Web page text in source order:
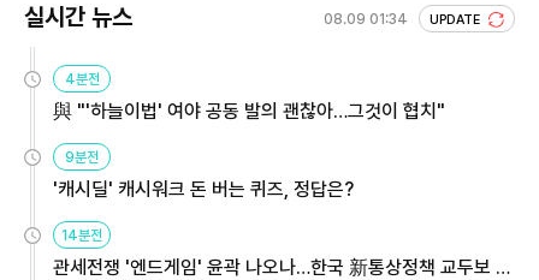
실시간 뉴스 08.09 01:34 UPDATE
4분전
與 "'하늘이법' 여야 공동 발의 괜찮아…그것이 협치"
9분전
'캐시딜' 캐시워크 돈 버는 퀴즈, 정답은?
14분전
관세전쟁 '엔드게임' 윤곽 나오나…한국 新통상정책 교두보 활